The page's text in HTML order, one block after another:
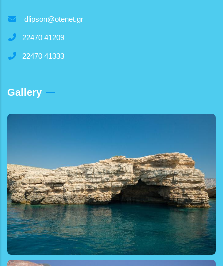
dlipson@otenet.gr
22470 41209
22470 41333
Gallery